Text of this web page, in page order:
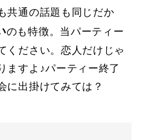
共通の話題も同じだか
のも特徴。当パーティー
ください。恋人だけじゃ
ますよ♪パーティー終了
に出掛けてみては？